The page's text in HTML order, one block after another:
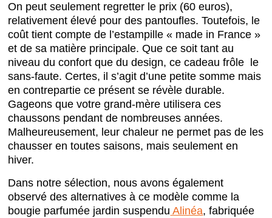
On peut seulement regretter le prix (60 euros),
relativement élevé pour des pantoufles. Toutefois, le
coût tient compte de l’estampille « made in France »
et de sa matière principale. Que ce soit tant au
niveau du confort que du design, ce cadeau frôle le
sans-faute. Certes, il s’agit d’une petite somme mais
en contrepartie ce présent se révèle durable.
Gageons que votre grand-mère utilisera ces
chaussons pendant de nombreuses années.
Malheureusement, leur chaleur ne permet pas de les
chausser en toutes saisons, mais seulement en
hiver.
Dans notre sélection, nous avons également
observé des alternatives à ce modèle comme la
bougie parfumée jardin suspendu Alinéa, fabriquée